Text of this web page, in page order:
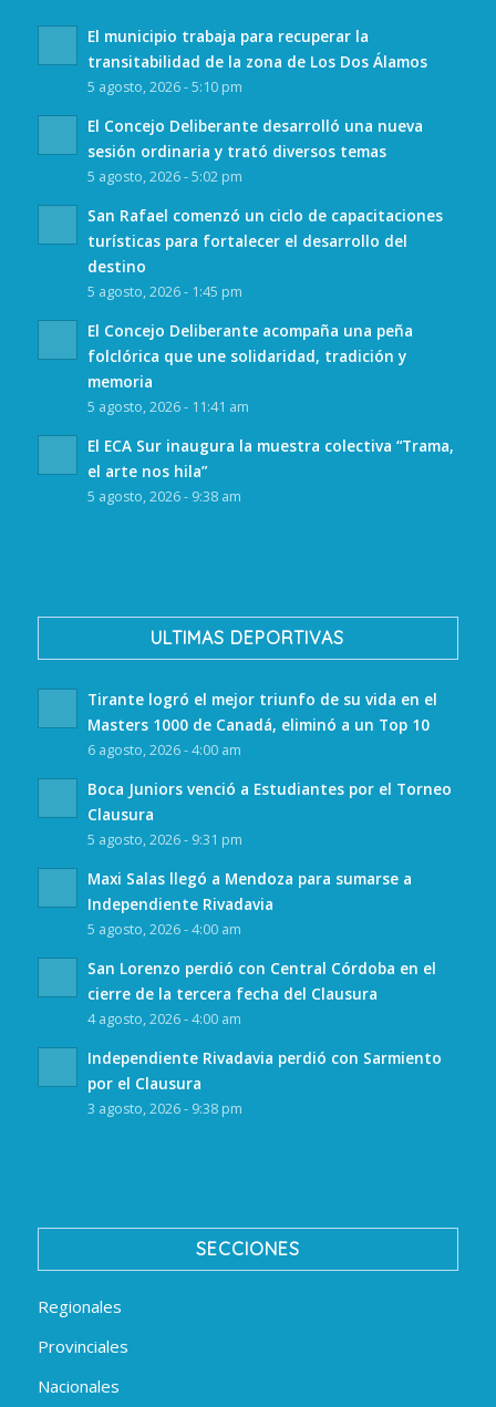
El municipio trabaja para recuperar la
transitabilidad de la zona de Los Dos Álamos
5 agosto, 2026 - 5:10 pm
El Concejo Deliberante desarrolló una nueva
sesión ordinaria y trató diversos temas
5 agosto, 2026 - 5:02 pm
San Rafael comenzó un ciclo de capacitaciones
turísticas para fortalecer el desarrollo del
destino
5 agosto, 2026 - 1:45 pm
El Concejo Deliberante acompaña una peña
folclórica que une solidaridad, tradición y
memoria
5 agosto, 2026 - 11:41 am
El ECA Sur inaugura la muestra colectiva “Trama,
el arte nos hila”
5 agosto, 2026 - 9:38 am
ULTIMAS DEPORTIVAS
Tirante logró el mejor triunfo de su vida en el
Masters 1000 de Canadá, eliminó a un Top 10
6 agosto, 2026 - 4:00 am
Boca Juniors venció a Estudiantes por el Torneo
Clausura
5 agosto, 2026 - 9:31 pm
Maxi Salas llegó a Mendoza para sumarse a
Independiente Rivadavia
5 agosto, 2026 - 4:00 am
San Lorenzo perdió con Central Córdoba en el
cierre de la tercera fecha del Clausura
4 agosto, 2026 - 4:00 am
Independiente Rivadavia perdió con Sarmiento
por el Clausura
3 agosto, 2026 - 9:38 pm
SECCIONES
Regionales
Provinciales
Nacionales